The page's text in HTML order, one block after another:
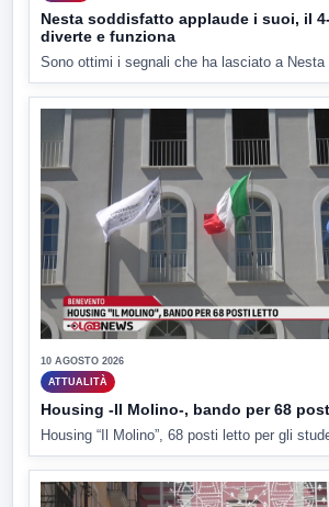
Nesta soddisfatto applaude i suoi, il
diverte e funziona
Sono ottimi i segnali che ha lasciato a Nesta
10 AGOSTO 2026
ATTUALITÀ
Housing -Il Molino-, bando per 68
Housing “Il Molino”, 68 posti letto per gli